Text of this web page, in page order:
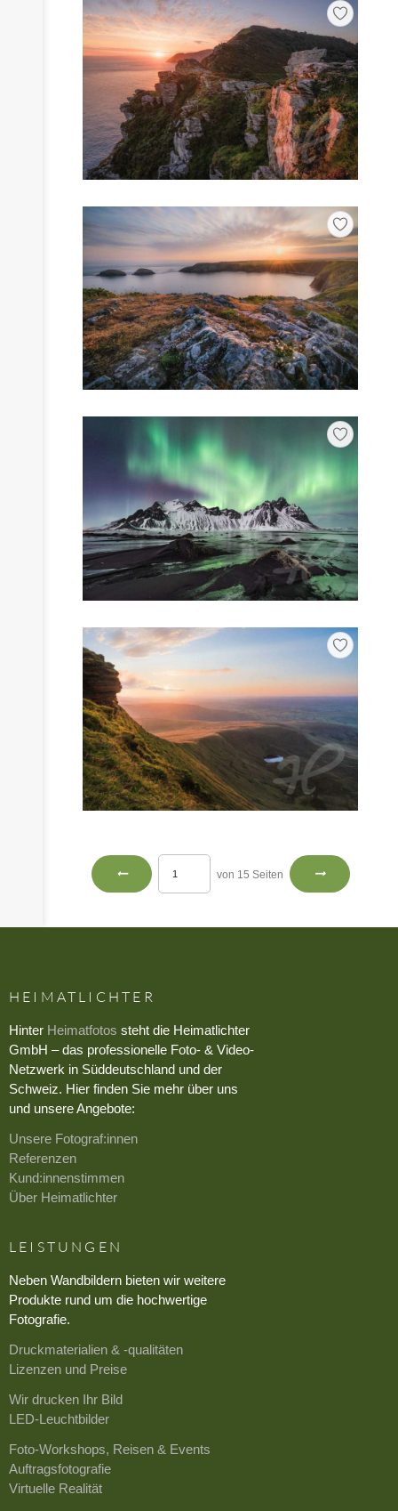
von 15 Seiten
HEIMATLICHTER
Hinter Heimatfotos steht die Heimatlichter
GmbH – das professionelle Foto- & Video-
Netzwerk in Süddeutschland und der
Schweiz. Hier finden Sie mehr über uns
und unsere Angebote:
Unsere Fotograf:innen
Referenzen
Kund:innenstimmen
Über Heimatlichter
LEISTUNGEN
Neben Wandbildern bieten wir weitere
Produkte rund um die hochwertige
Fotografie.
Druckmaterialien & -qualitäten
Lizenzen und Preise
Wir drucken Ihr Bild
LED-Leuchtbilder
Foto-Workshops, Reisen & Events
Auftragsfotografie
Virtuelle Realität